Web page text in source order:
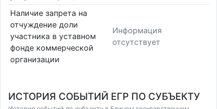
Наличие запрета на
отчуждение доли
участника в уставном
фонде коммерческой
организации
Информация
отсутствует
ИСТОРИЯ СОБЫТИЙ ЕГР ПО СУБЪЕКТУ